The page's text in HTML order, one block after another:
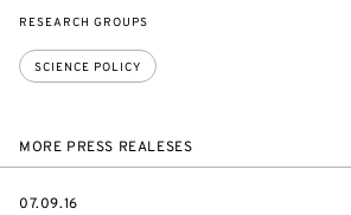
RESEARCH GROUPS
SCIENCE POLICY
MORE PRESS REALESES
DATE
07.09.16